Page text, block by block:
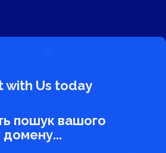
with Us today
пошук вашого
домену...